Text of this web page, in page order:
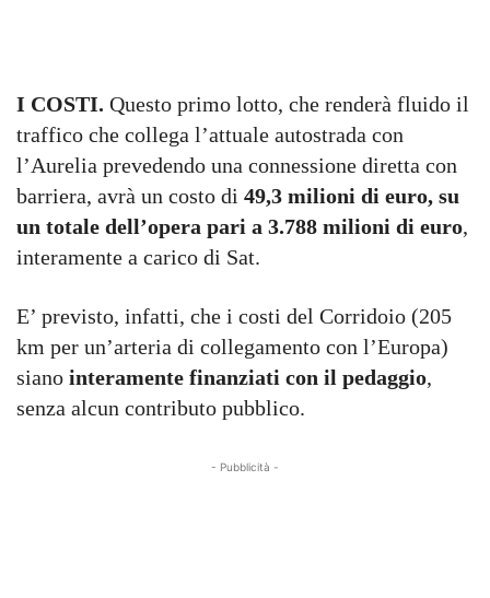
I COSTI. Questo primo lotto, che renderà fluido il
traffico che collega l’attuale autostrada con
l’Aurelia prevedendo una connessione diretta con
barriera, avrà un costo di 49,3 milioni di euro, su
un totale dell’opera pari a 3.788 milioni di euro,
interamente a carico di Sat.
E’ previsto, infatti, che i costi del Corridoio (205
km per un’arteria di collegamento con l’Europa)
siano interamente finanziati con il pedaggio,
senza alcun contributo pubblico.
- Pubblicità -